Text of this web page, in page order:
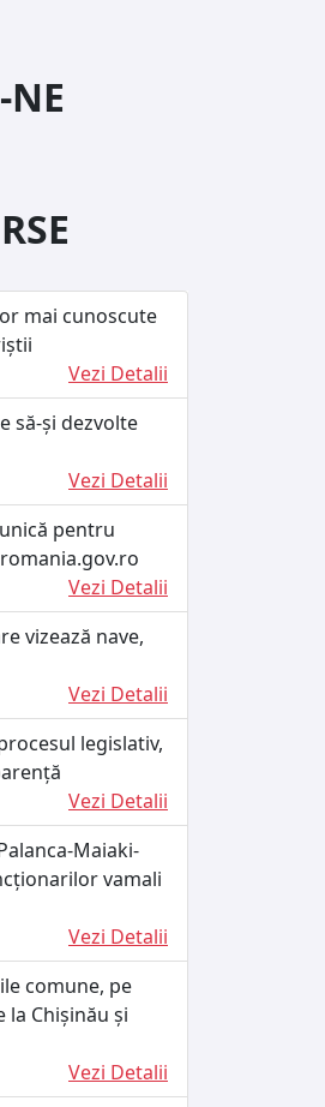
NE
mai cunoscute
Vezi Detalii
să-și dezvolte
Vezi Detalii
pentru
Vezi Detalii
vizează nave,
Vezi Detalii
legislativ,
Vezi Detalii
Maiaki-
vamali
Vezi Detalii
comune, pe
Chișinău și
Vezi Detalii